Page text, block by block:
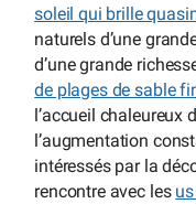
soleil qui brille
naturels d’une
d’une grande
de plages de sable
l’accueil chaleureux
l’augmentation
intéressés par la
rencontre avec les